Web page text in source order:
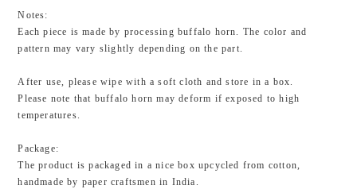
Notes:
Each piece is made by processing buffalo horn. The color and
pattern may vary slightly depending on the part.
After use, please wipe with a soft cloth and store in a box.
Please note that buffalo horn may deform if exposed to high
temperatures.
Package:
The product is packaged in a nice box upcycled from cotton,
handmade by paper craftsmen in India.